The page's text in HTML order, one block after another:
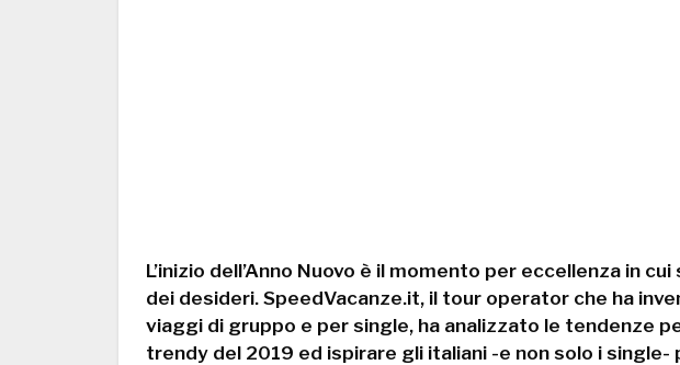
L’inizio dell’Anno Nuovo è il momento per eccellenza in
dei desideri. SpeedVacanze.it, il tour operator che ha
viaggi di gruppo e per single, ha analizzato le tendenze
trendy del 2019 ed ispirare gli italiani -e non solo i single-